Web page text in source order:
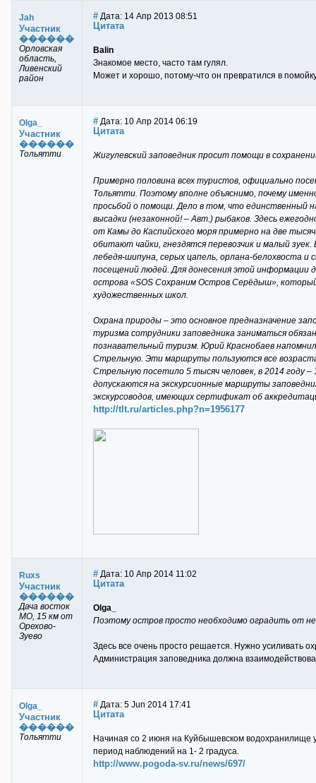
Jah
Участник
������
Орловская
область,
Ливенский
район
# Дата: 14 Апр 2013 08:51
Цитата
Balin
Знакомое место, часто там гулял.
Может и хорошо, потому-что он превратился в
Olga_
Участник
������
Тольятти
# Дата: 10 Апр 2014 06:19
Цитата
Жигулевский заповедник просит помощи в
Примерно половина всех туристов, официально
Тольятти. Поэтому вполне объяснимо, почему
просьбой о помощи. Дело в том, что единственный
высадки (незаконной! – Авт.) рыбаков. Здесь
от Камы до Каспийского моря примерно на две
обитают чайки, гнездятся перевозчик и малый
лебедя-шипуна, серых цапель, орлана-белохвоста
посещений людей. Для донесения этой информации
острова «SOS Сохраним Остров Серёдыш»,
художественных школ.
Охрана природы – это основное предназначение
туризма сотрудники заповедника заниматься
познавательный туризм. Юрий Краснобаев
Стрельную. Эти маршруты пользуются все
Стрельную посетило 5 тысяч человек, в 2014 году
допускаются на экскурсионные маршруты
экскурсоводов, имеющих сертификат об
http://tlt.ru/articles.php?n=1956177
Ruxs
Участник
������
Дача восток
МО, 15 км от
Орехово-
Зуево
# Дата: 10 Апр 2014 11:02
Цитата
Olga_
Поэтому остров просто необходимо оградить от
Здесь все очень просто решается. Нужно усиливать
Администрация заповедника должна
Olga_
Участник
������
Тольятти
# Дата: 5 Jun 2014 17:41
Цитата
Начиная со 2 июня на Куйбышевском водохранилище
период наблюдений на 1- 2 градуса.
http://www.pogoda-sv.ru/news/697/